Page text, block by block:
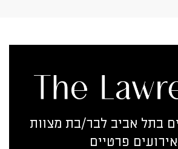
בתל אביב לבר/בת מצוות
פרטיים